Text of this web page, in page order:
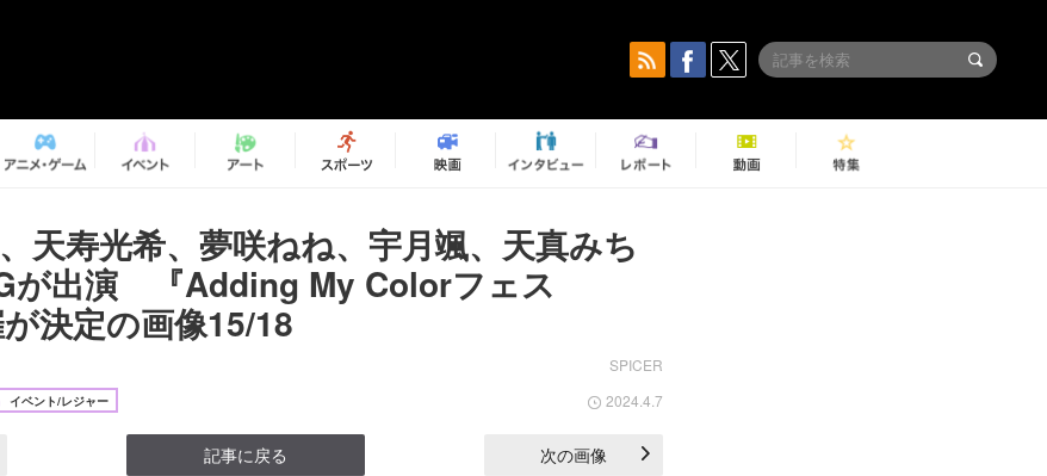
天寿光希、夢咲ねね、宇月颯、天真みち
が出演 『Adding My Colorフェス
決定の画像15/18
SPICER
イベント/レジャー 2024.4.7
記事に戻る 次の画像